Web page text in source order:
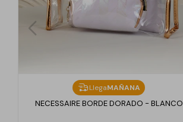
LlegaMAÑANA
NECESSAIRE BORDE DORADO - BLANCO